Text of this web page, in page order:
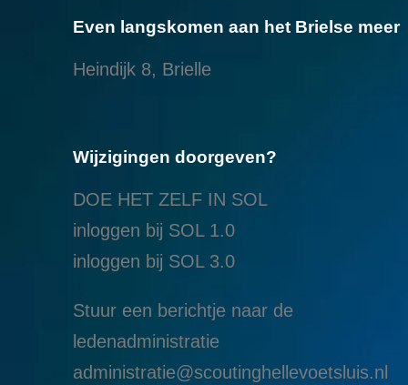
Even langskomen aan het Brielse meer
Heindijk 8, Brielle
Wijzigingen doorgeven?
DOE HET ZELF IN SOL
inloggen bij SOL 1.0
inloggen bij SOL 3.0
Stuur een berichtje naar de
ledenadministratie
administratie@scoutinghellevoetsluis.nl